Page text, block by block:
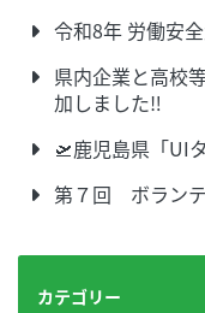
令和8年 労働安
県内企業と高校
加しました‼
🛫鹿児島県「UI
第７回 ボラン
カテゴリー